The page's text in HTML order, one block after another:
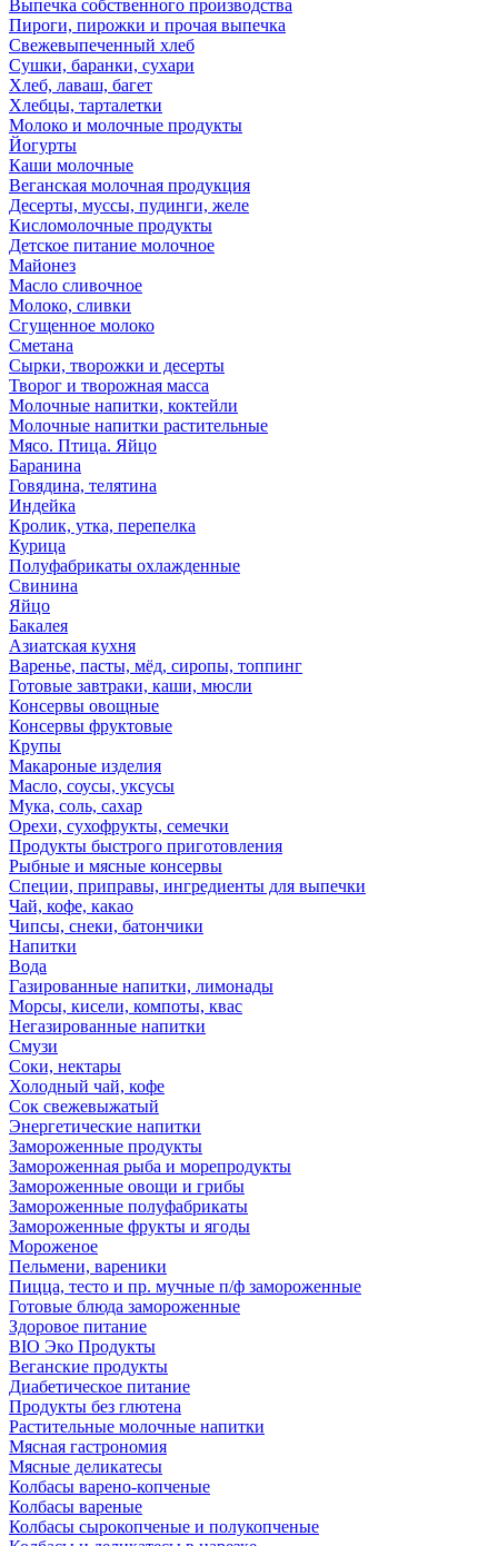
Выпечка собственного производства
Пироги, пирожки и прочая выпечка
Свежевыпеченный хлеб
Сушки, баранки, сухари
Хлеб, лаваш, багет
Хлебцы, тарталетки
Молоко и молочные продукты
Йогурты
Каши молочные
Веганская молочная продукция
Десерты, муссы, пудинги, желе
Кисломолочные продукты
Детское питание молочное
Майонез
Масло сливочное
Молоко, сливки
Сгущенное молоко
Сметана
Сырки, творожки и десерты
Творог и творожная масса
Молочные напитки, коктейли
Молочные напитки растительные
Мясо. Птица. Яйцо
Баранина
Говядина, телятина
Индейка
Кролик, утка, перепелка
Курица
Полуфабрикаты охлажденные
Свинина
Яйцо
Бакалея
Азиатская кухня
Варенье, пасты, мёд, сиропы, топпинг
Готовые завтраки, каши, мюсли
Консервы овощные
Консервы фруктовые
Крупы
Макароные изделия
Масло, соусы, уксусы
Мука, соль, сахар
Орехи, сухофрукты, семечки
Продукты быстрого приготовления
Рыбные и мясные консервы
Специи, приправы, ингредиенты для выпечки
Чай, кофе, какао
Чипсы, снеки, батончики
Напитки
Вода
Газированные напитки, лимонады
Морсы, кисели, компоты, квас
Негазированные напитки
Смузи
Соки, нектары
Холодный чай, кофе
Сок свежевыжатый
Энергетические напитки
Замороженные продукты
Замороженная рыба и морепродукты
Замороженные овощи и грибы
Замороженные полуфабрикаты
Замороженные фрукты и ягоды
Мороженое
Пельмени, вареники
Пицца, тесто и пр. мучные п/ф замороженные
Готовые блюда замороженные
Здоровое питание
BIO Эко Продукты
Веганские продукты
Диабетическое питание
Продукты без глютена
Растительные молочные напитки
Мясная гастрономия
Мясные деликатесы
Колбасы варено-копченые
Колбасы вареные
Колбасы сырокопченые и полукопченые